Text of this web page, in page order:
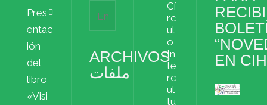
Pres
entac
ión
del
libro
«Visi
ARCHIVOS
ملفات
Cí
rc
ul
o
In
te
rc
ul
tu
EN